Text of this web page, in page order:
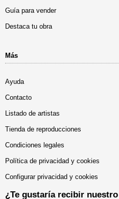
Guía para vender
Destaca tu obra
Más
Ayuda
Contacto
Listado de artistas
Tienda de reproducciones
Condiciones legales
Política de privacidad y cookies
Configurar privacidad y cookies
¿Te gustaría recibir nuestro